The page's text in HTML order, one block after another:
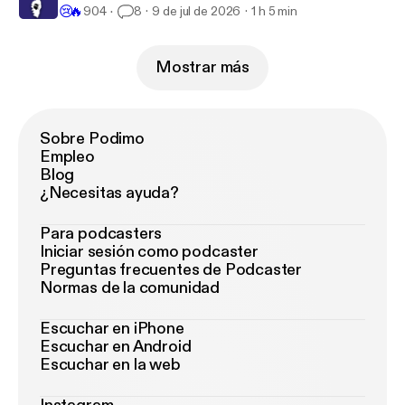
😢🔥 904 8 9 de jul de 2026 1 h 5 min
Mostrar más
Sobre Podimo
Empleo
Blog
¿Necesitas ayuda?
Para podcasters
Iniciar sesión como podcaster
Preguntas frecuentes de Podcaster
Normas de la comunidad
Escuchar en iPhone
Escuchar en Android
Escuchar en la web